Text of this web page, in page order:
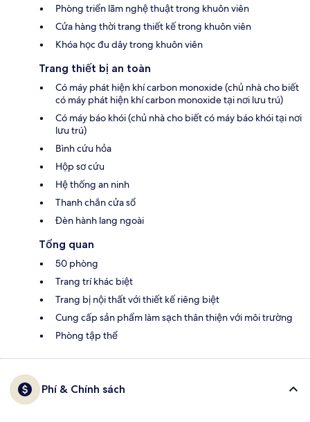
Phòng triển lãm nghệ thuật trong khuôn viên
Cửa hàng thời trang thiết kế trong khuôn viên
Khóa học đu dây trong khuôn viên
Trang thiết bị an toàn
Có máy phát hiện khí carbon monoxide (chủ nhà cho biết
có máy phát hiện khí carbon monoxide tại nơi lưu trú)
Có máy báo khói (chủ nhà cho biết có máy báo khói tại nơi
lưu trú)
Bình cứu hỏa
Hộp sơ cứu
Hệ thống an ninh
Thanh chắn cửa sổ
Đèn hành lang ngoài
Tổng quan
50 phòng
Trang trí khác biệt
Trang bị nội thất với thiết kế riêng biệt
Cung cấp sản phẩm làm sạch thân thiện với môi trường
Phòng tập thể
Phí & Chính sách